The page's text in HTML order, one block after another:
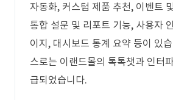
자동화, 커스텀 제품 추천, 이벤트
통합 설문 및 리포트 기능, 사용자
이지, 대시보드 통계 요약 등이 있
스로는 이랜드몰의 톡톡챗과 인터
급되었습니다.